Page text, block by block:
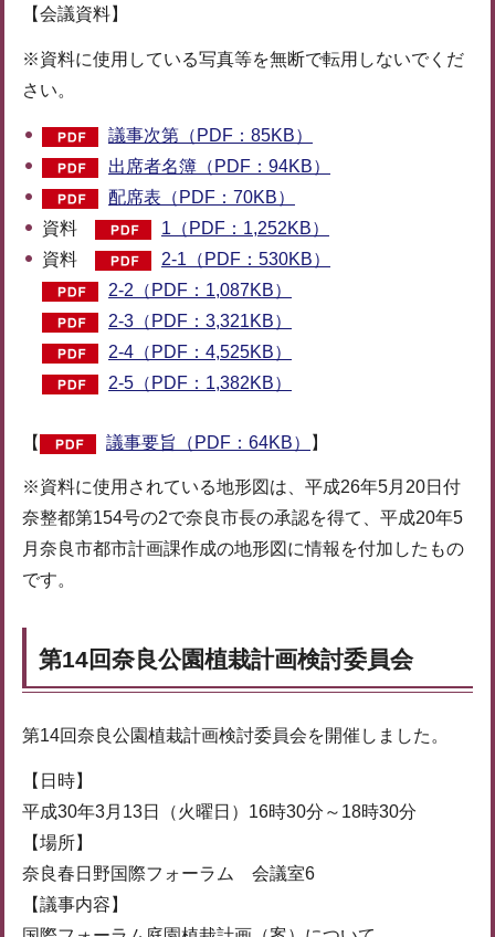
【会議資料】
※資料に使用している写真等を無断で転用しないでくだ
さい。
議事次第（PDF：85KB）
出席者名簿（PDF：94KB）
配席表（PDF：70KB）
資料
1（PDF：1,252KB）
資料
2-1（PDF：530KB）
2-2（PDF：1,087KB）
2-3（PDF：3,321KB）
2-4（PDF：4,525KB）
2-5（PDF：1,382KB）
【 議事要旨（PDF：64KB） 】
※資料に使用されている地形図は、平成26年5月20日付
奈整都第154号の2で奈良市長の承認を得て、平成20年5
月奈良市都市計画課作成の地形図に情報を付加したもの
です。
第14回奈良公園植栽計画検討委員会
第14回奈良公園植栽計画検討委員会を開催しました。
【日時】
平成30年3月13日（火曜日）16時30分～18時30分
【場所】
奈良春日野国際フォーラム 会議室6
【議事内容】